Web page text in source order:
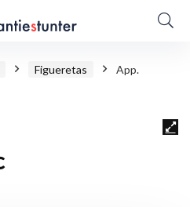
Figueretas
App.